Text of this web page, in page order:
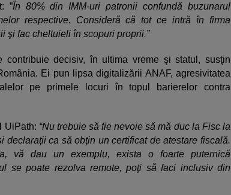
”În 80% din IMM-uri patronii confundă buzunarul
respective. Consideră că tot ce intră în firma
şi fac cheltuieli în scopuri proprii.”
contribuie decisiv, în ultima vreme şi statul, susţin
Ei pun lipsa digitalizării ANAF, agresivitatea
pe primele locuri în topul barierelor contra
UiPath: “Nu trebuie să fie nevoie să mă duc la Fisc la
declaraţii ca să obţin un certificat de atestare fiscală.
vă dau un exemplu, exista o foarte puternică
se poate rezolva remote, poţi să faci inclusiv din